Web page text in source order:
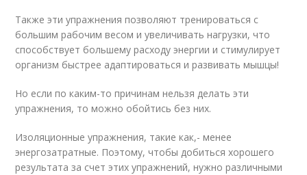
Также эти упражнения позволяют тренироваться с
большим рабочим весом и увеличивать нагрузки, что
способствует большему расходу энергии и стимулирует
организм быстрее адаптироваться и развивать мышцы!
Но если по каким-то причинам нельзя делать эти
упражнения, то можно обойтись без них.
Изоляционные упражнения, такие как,- менее
энергозатратные. Поэтому, чтобы добиться хорошего
результата за счет этих упражнений, нужно различными